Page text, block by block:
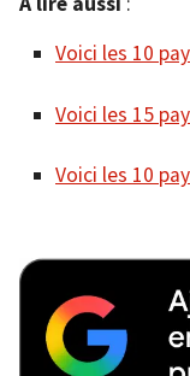
Voici les 10
Voici les 15
Voici les 10